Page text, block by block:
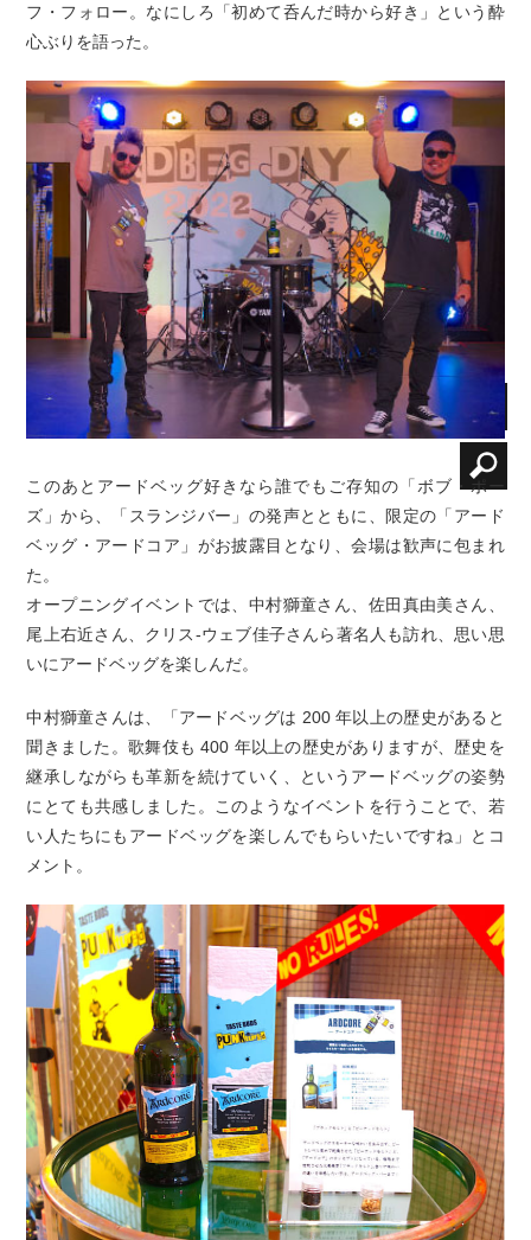
フ・フォロー。なにしろ「初めて呑んだ時から好き」という酔
心ぶりを語った。
このあとアードベッグ好きなら誰でもご存知の「ボブ・ポー
ズ」から、「スランジバー」の発声とともに、限定の「アード
ベッグ・アードコア」がお披露目となり、会場は歓声に包まれ
た。
オープニングイベントでは、中村獅童さん、佐田真由美さん、
尾上右近さん、クリス-ウェブ佳子さんら著名人も訪れ、思い思
いにアードベッグを楽しんだ。
中村獅童さんは、「アードベッグは 200 年以上の歴史があると
聞きました。歌舞伎も 400 年以上の歴史がありますが、歴史を
継承しながらも革新を続けていく、というアードベッグの姿勢
にとても共感しました。このようなイベントを行うことで、若
い人たちにもアードベッグを楽しんでもらいたいですね」とコ
メント。